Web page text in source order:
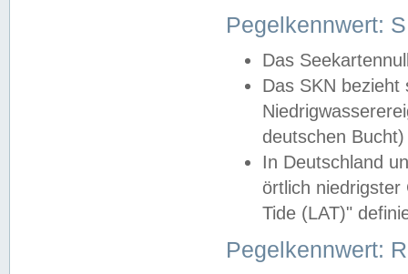
Pegelkennwert:
Das
Das SKN
deutschen
In Deutschland
örtlich
Tide (LAT)"
Pegelkennwert: